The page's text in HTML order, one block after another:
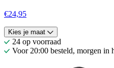
€24,95
Kies je maat
24 op voorraad
Voor 20:00 besteld, morgen in